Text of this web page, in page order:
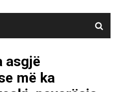
asgjë
më ka